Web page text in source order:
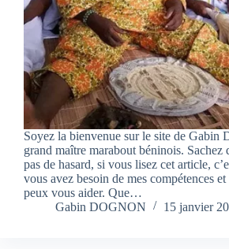
Soyez la bienvenue sur le site de Gabin
grand maître marabout béninois. Sachez
pas de hasard, si vous lisez cet article,
vous avez besoin de mes compétences
peux vous aider. Que…
Gabin DOGNON
15 janvier